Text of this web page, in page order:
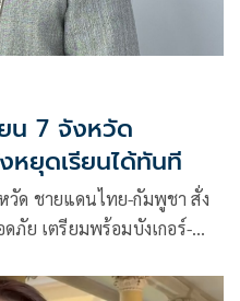
ยน 7 จังหวัด
หยุดเรียนได้ทันที
วัด ชายแดนไทย-กัมพูชา สั่ง
ภัย เตรียมพร้อมบังเกอร์-